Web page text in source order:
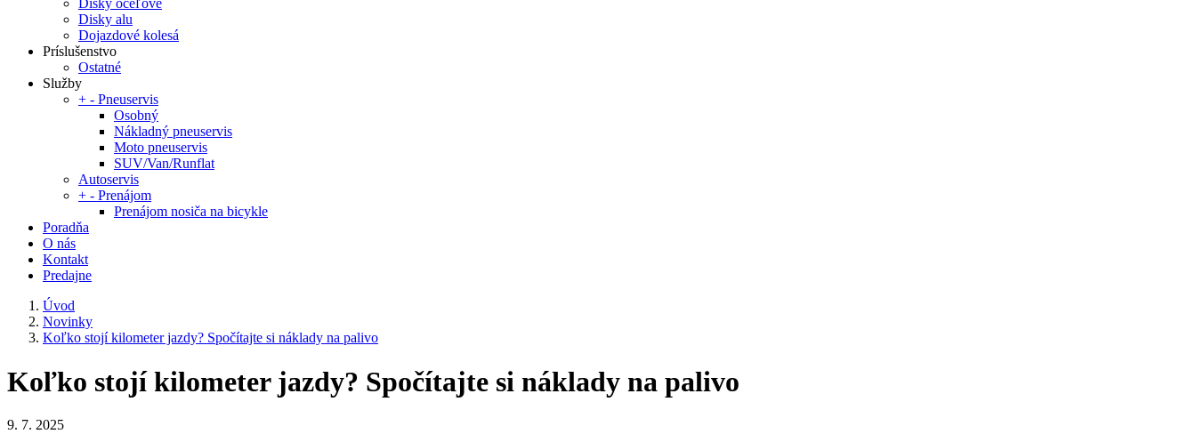
Disky oceľové
Disky alu
Dojazdové kolesá
Príslušenstvo
Ostatné
Služby
+ - Pneuservis
Osobný
Nákladný pneuservis
Moto pneuservis
SUV/Van/Runflat
Autoservis
+ - Prenájom
Prenájom nosiča na bicykle
Poradňa
O nás
Kontakt
Predajne
Úvod
Novinky
Koľko stojí kilometer jazdy? Spočítajte si náklady na palivo
Koľko stojí kilometer jazdy? Spočítajte si náklady na palivo
9. 7. 2025